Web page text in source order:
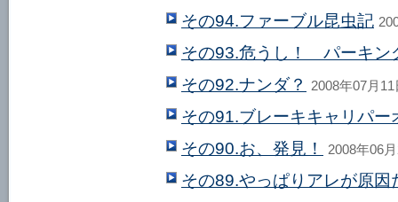
その94.ファーブル昆虫記
その93.危うし！ パーキン
その92.ナンダ？
2008年07月11
その91.ブレーキキャリパー
その90.お、発見！
2008年06
その89.やっぱりアレが原因